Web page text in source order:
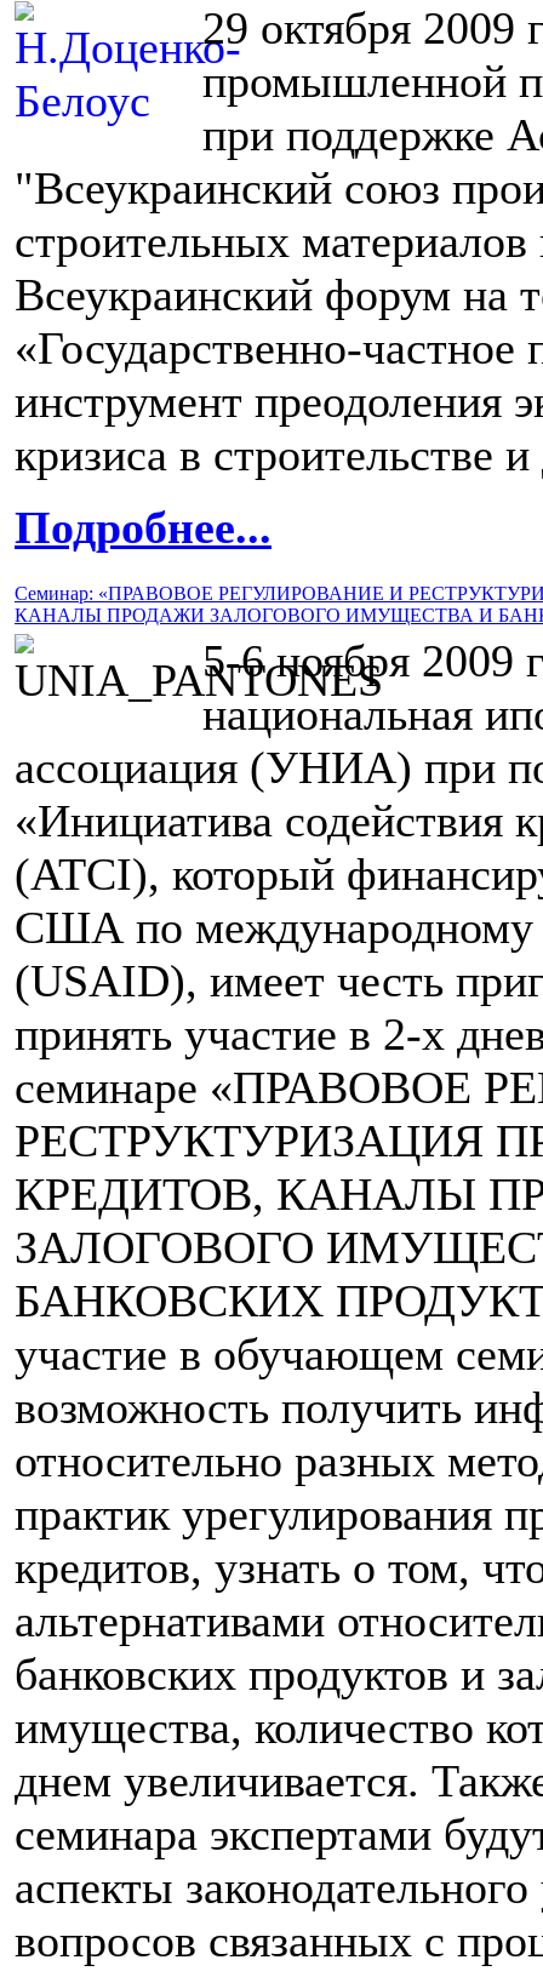
29 октября 2009
промышленной
при поддержке
"Всеукраинский союз
строительных
Всеукраинский форум на
«Государственно-частное
инструмент преодоления
кризиса в строительстве
Подробнее...
Семинар: «ПРАВОВОЕ РЕГУЛИРОВАНИЕ И
КАНАЛЫ ПРОДАЖИ ЗАЛОГОВОГО ИМУЩЕСТВА И
5-6 ноября 2009
национальная
ассоциация (УНИА) при
«Инициатива содействия
(ATCI), который
США по международному
(USAID), имеет честь
принять участие в 2-х
семинаре «ПРАВОВОЕ
РЕСТРУКТУРИЗАЦИЯ
КРЕДИТОВ, КАНАЛЫ
ЗАЛОГОВОГО
БАНКОВСКИХ
участие в обучающем
возможность получить
относительно разных
практик урегулирования
кредитов, узнать о том,
альтернативами
банковских продуктов и
имущества, количество
днем увеличивается.
семинара экспертами
аспекты
вопросов связанных с